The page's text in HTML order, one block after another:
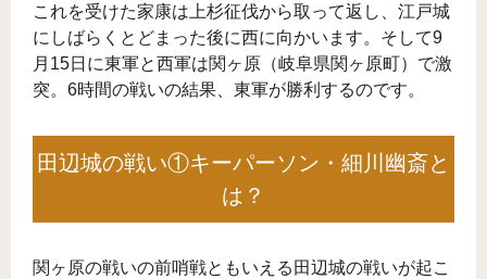
これを受けた家康は上杉征伐から取って返し、江戸城
にしばらくとどまった後に西に向かいます。そして9
月15日に東軍と西軍は関ヶ原（岐阜県関ヶ原町）で激
突。6時間の戦いの結果、東軍が勝利するのです。
田辺城の戦い①キーパーソン・細川幽斎と
は？
関ヶ原の戦いの前哨戦ともいえる田辺城の戦いが起こ